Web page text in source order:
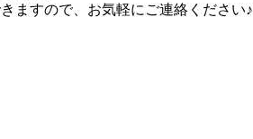
ますので、お気軽にご連絡ください♪